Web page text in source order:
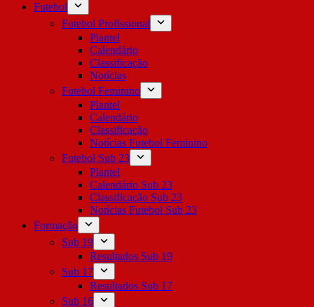
Futebol
Futebol Profissional
Plantel
Calendário
Classificação
Notícias
Futebol Feminino
Plantel
Calendário
Classificação
Notícias Futebol Feminino
Futebol Sub 23
Plantel
Calendário Sub 23
Classificação Sub 23
Notícias Futebol Sub 23
Formação
Sub 19
Resultados Sub 19
Sub 17
Resultados Sub 17
Sub 16